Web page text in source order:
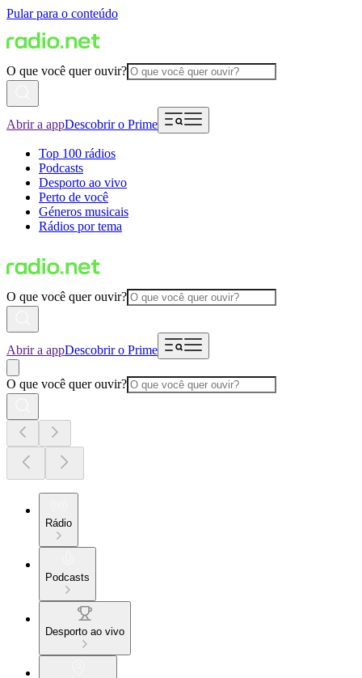
Pular para o conteúdo
O que você quer ouvir?
Abrir a appDescobrir o Prime
Top 100 rádios
Podcasts
Desporto ao vivo
Perto de você
Géneros musicais
Rádios por tema
O que você quer ouvir?
Abrir a appDescobrir o Prime
O que você quer ouvir?
Rádio
Podcasts
Desporto ao vivo